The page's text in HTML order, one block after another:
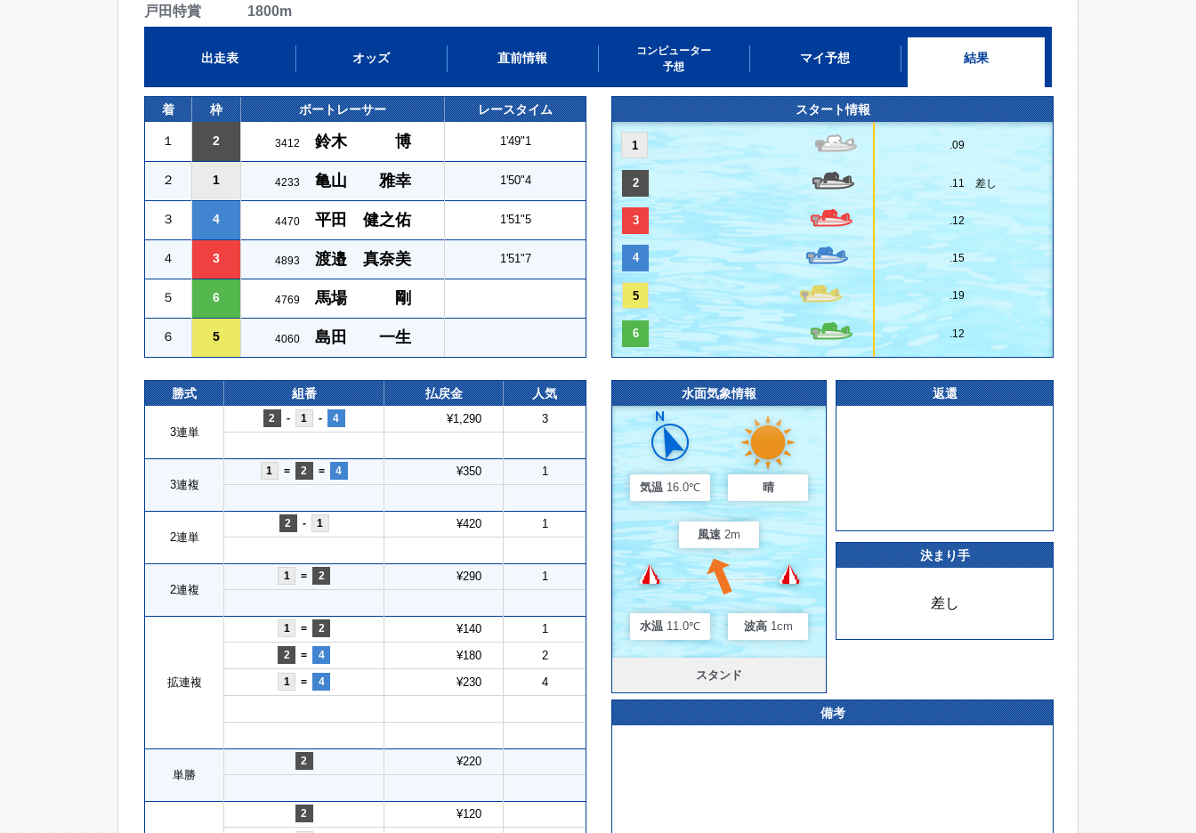
戸田特賞 1800m
出走表 オッズ 直前情報
コンピューター
予想
マイ予想 結果
着 枠 ボートレーサー レースタイム
１ 2 3412 鈴木 博 1'49"1
２ 1 4233 亀山 雅幸 1'50"4
３ 4 4470 平田 健之佑 1'51"5
４ 3 4893 渡邉 真奈美 1'51"7
５ 6 4769 馬場 剛
６ 5 4060 島田 一生
スタート情報
1 .09
2 .11 差し
3 .12
4 .15
5 .19
6 .12
勝式 組番 払戻金 人気
3連単
2 - 1 - 4 ¥1,290 3
3連複
1 = 2 = 4 ¥350 1
2連単
2 - 1 ¥420 1
2連複
1 = 2 ¥290 1
拡連複
1 = 2 ¥140 1
2 = 4 ¥180 2
1 = 4 ¥230 4
単勝
2 ¥220
2 ¥120
水面気象情報
気温 16.0℃ 晴
風速 2m
水温 11.0℃ 波高 1cm
スタンド
返還
決まり手
差し
備考